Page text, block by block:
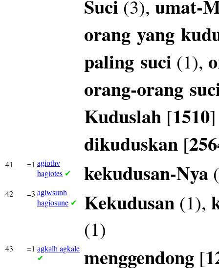
Suci (3), umat-
orang yang
paling suci (1),
orang-orang
Kuduslah [1510
dikuduskan [
41 =1 agiothv
hagiotes ✔ kekudusan-Nya
42 =3 agiwsunh
hagiosune ✔ Kekudusan (1),
(1)
43 =1 agkalh agkale
✔ menggendong [